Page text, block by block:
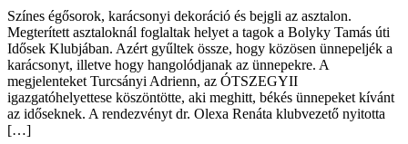
Színes égősorok, karácsonyi dekoráció és bejgli az asztalon.
Megterített asztaloknál foglaltak helyet a tagok a Bolyky Tamás úti
Idősek Klubjában. Azért gyűltek össze, hogy közösen ünnepeljék a
karácsonyt, illetve hogy hangolódjanak az ünnepekre. A
megjelenteket Turcsányi Adrienn, az ÓTSZEGYII
igazgatóhelyettese köszöntötte, aki meghitt, békés ünnepeket kívánt
az időseknek. A rendezvényt dr. Olexa Renáta klubvezető nyitotta
[…]